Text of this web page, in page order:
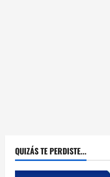
QUIZÁS TE PERDISTE...